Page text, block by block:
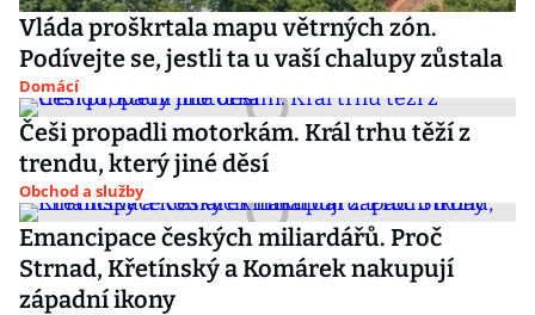
Vláda proškrtala mapu větrných zón.
Podívejte se, jestli ta u vaší chalupy zůstala
Domácí
Češi propadli motorkám. Král trhu těží z
trendu, který jiné děsí
Obchod a služby
Emancipace českých miliardářů. Proč
Strnad, Křetínský a Komárek nakupují
západní ikony